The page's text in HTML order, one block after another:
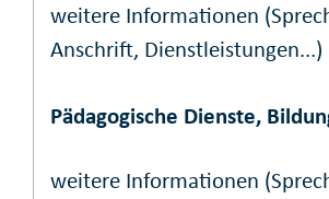
weitere Informationen
Anschrift, Dienstleistungen...)
Pädagogische Dienste,
weitere Informationen